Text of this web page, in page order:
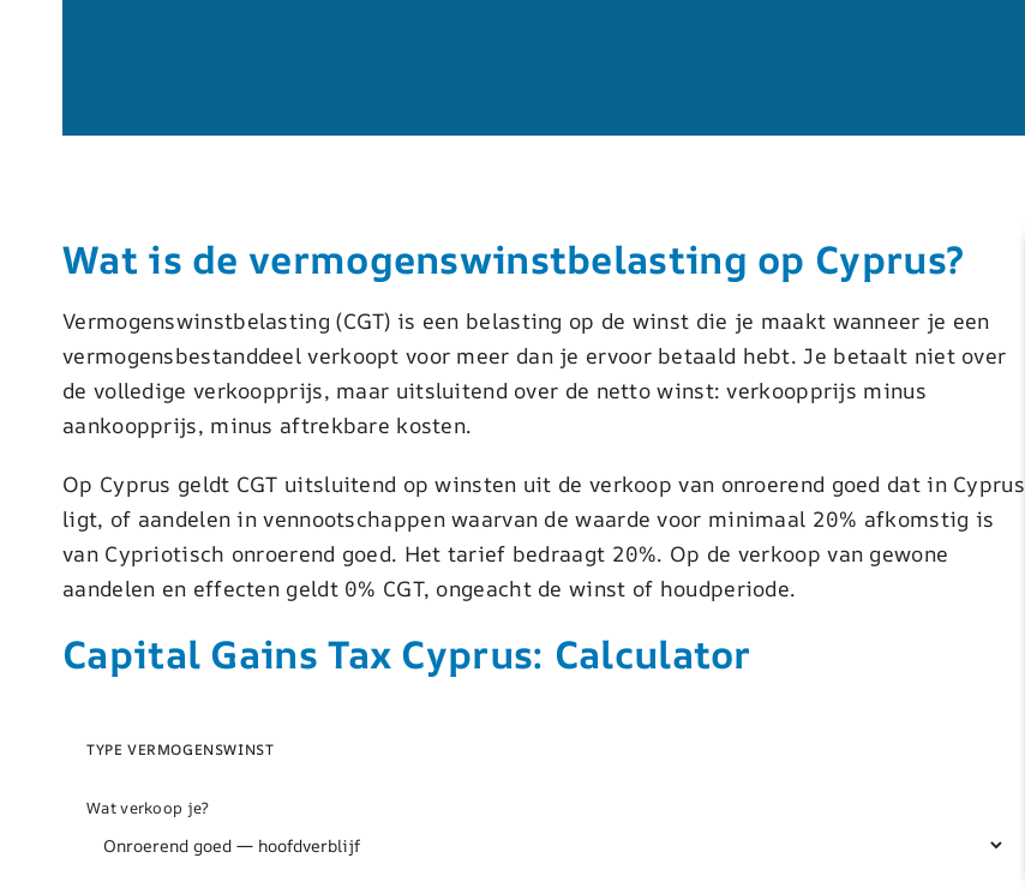
Wat is de vermogenswinstbelasting op Cyprus?
Vermogenswinstbelasting (CGT) is een belasting op de winst die je maakt wanneer je een
vermogensbestanddeel verkoopt voor meer dan je ervoor betaald hebt. Je betaalt niet over
de volledige verkoopprijs, maar uitsluitend over de netto winst: verkoopprijs minus
aankoopprijs, minus aftrekbare kosten.
Op Cyprus geldt CGT uitsluitend op winsten uit de verkoop van onroerend goed dat in Cyprus
ligt, of aandelen in vennootschappen waarvan de waarde voor minimaal 20% afkomstig is
van Cypriotisch onroerend goed. Het tarief bedraagt 20%. Op de verkoop van gewone
aandelen en effecten geldt 0% CGT, ongeacht de winst of houdperiode.
Capital Gains Tax Cyprus: Calculator
calculator
voor
vermogenswinstbelasting
TYPE VERMOGENSWINST
Wat verkoop je?